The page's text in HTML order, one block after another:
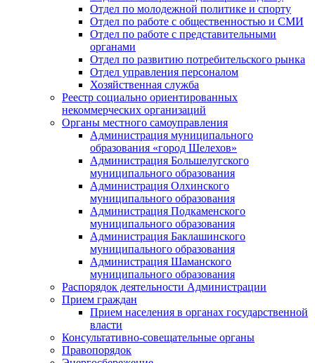
Отдел по молодежной политике и спорту
Отдел по работе с общественностью и СМИ
Отдел по работе с представительными
органами
Отдел по развитию потребительского рынка
Отдел управления персоналом
Хозяйственная служба
Реестр социально ориентированных
некоммерческих организаций
Органы местного самоуправления
Администрация муниципального
образования «город Шелехов»
Администрация Большелугского
муниципального образования
Администрация Олхинского
муниципального образования
Администрация Подкаменского
муниципального образования
Администрация Баклашинского
муниципального образования
Администрация Шаманского
муниципального образования
Распорядок деятельности Администрации
Прием граждан
Прием населения в органах государственной
власти
Консультативно-совещательные органы
Правопорядок